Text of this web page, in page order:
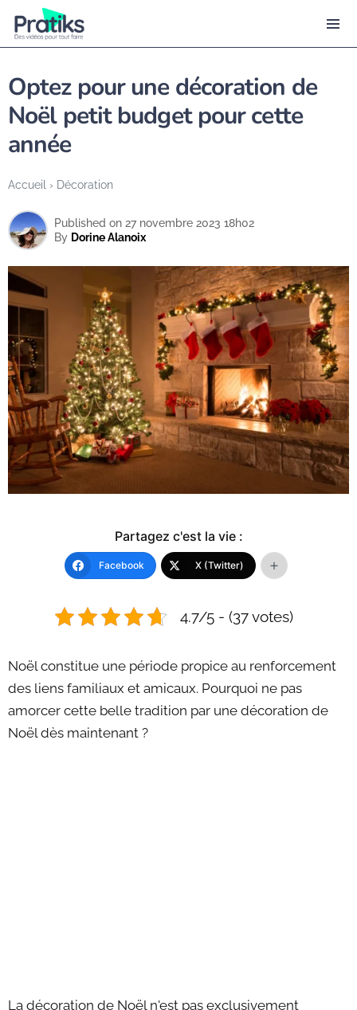
Accueil › Décoration
Optez pour une décoration de
Noël petit budget pour cette
année
By Dorine Alanoix
Published on 27 novembre 2023 18h02
Partagez c'est la vie :
Facebook X (Twitter)
4.7/5 - (37 votes)
Noël constitue une période propice au renforcement
des liens familiaux et amicaux. Pourquoi ne pas
amorcer cette belle tradition par une décoration de
Noël dès maintenant ?
La décoration de Noël n'est pas exclusivement